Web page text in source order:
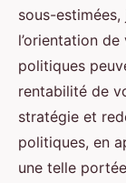
Sarah•20
sous-
l’orientation
politiques
rentabilité de
stratégie et
politiques, en
une telle